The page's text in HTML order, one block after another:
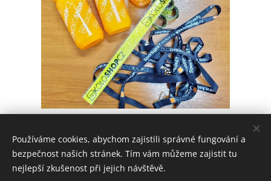
Share
Používáme cookies, abychom zajistili správné fungování a
bezpečnost našich stránek. Tím vám můžeme zajistit tu
nejlepší zkušenost při jejich návštěvě.